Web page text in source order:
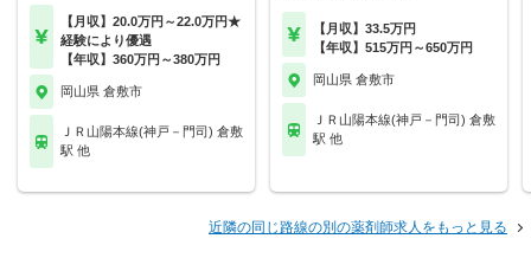
【月収】20.0万円～22.0万円★
経験により優遇
【年収】360万円～380万円
岡山県 倉敷市
ＪＲ山陽本線(神戸－門司) 倉敷
駅 他
【月収】33.5万円
【年収】515万円～650万円
岡山県 倉敷市
ＪＲ山陽本線(神戸－門司) 倉敷
駅 他
近隣の同じ路線の別の薬剤師求人をもっと見る